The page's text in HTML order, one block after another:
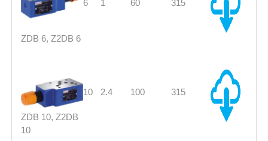
6 1 60 315
ZDB 6, Z2DB 6
10 2.4 100 315
ZDB 10, Z2DB
10